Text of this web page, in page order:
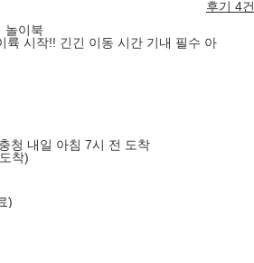
후기 4건
놀이북
륙 시작!! 긴긴 이동 시간 기내 필수 아
청 내일 아침 7시 전 도착
착)
)